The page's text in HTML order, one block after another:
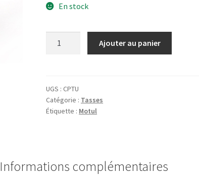
En stock
Ajouter au panier
UGS :CPTU
Catégorie : Tasses
Étiquette : Motul
Informations complémentaires